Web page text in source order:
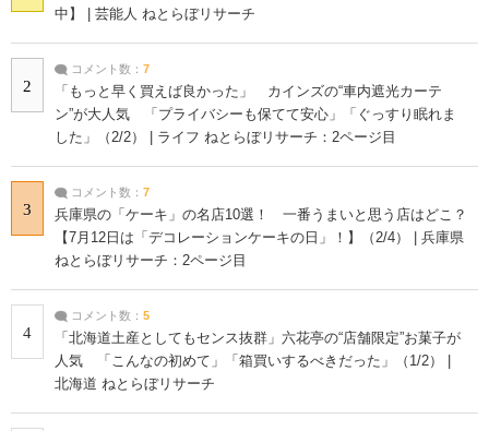
中】 | 芸能人 ねとらぼリサーチ
2
コメント数： 7
「もっと早く買えば良かった」 カインズの“車内遮光カーテ
ン”が大人気 「プライバシーも保てて安心」「ぐっすり眠れま
した」（2/2） | ライフ ねとらぼリサーチ：2ページ目
3
コメント数： 7
兵庫県の「ケーキ」の名店10選！ 一番うまいと思う店はどこ？
【7月12日は「デコレーションケーキの日」！】（2/4） | 兵庫県
ねとらぼリサーチ：2ページ目
4
コメント数： 5
「北海道土産としてもセンス抜群」六花亭の“店舗限定”お菓子が
人気 「こんなの初めて」「箱買いするべきだった」（1/2） |
北海道 ねとらぼリサーチ